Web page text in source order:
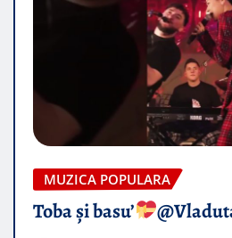
MUZICA POPULARA
Toba și basu’